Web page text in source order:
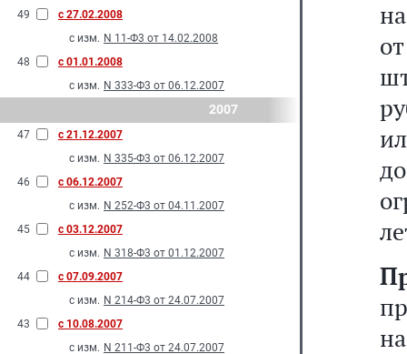
49
с 27.02.2008
с изм. N 11-Ф3 от 14.02.2008
48
с 01.01.2008
с изм. N 333-Ф3 от 06.12.2007
2007
47
с 21.12.2007
с изм. N 335-Ф3 от 06.12.2007
46
с 06.12.2007
с изм. N 252-Ф3 от 04.11.2007
45
с 03.12.2007
с изм. N 318-Ф3 от 01.12.2007
44
с 07.09.2007
с изм. N 214-Ф3 от 24.07.2007
43
с 10.08.2007
с изм. N 211-Ф3 от 24.07.2007